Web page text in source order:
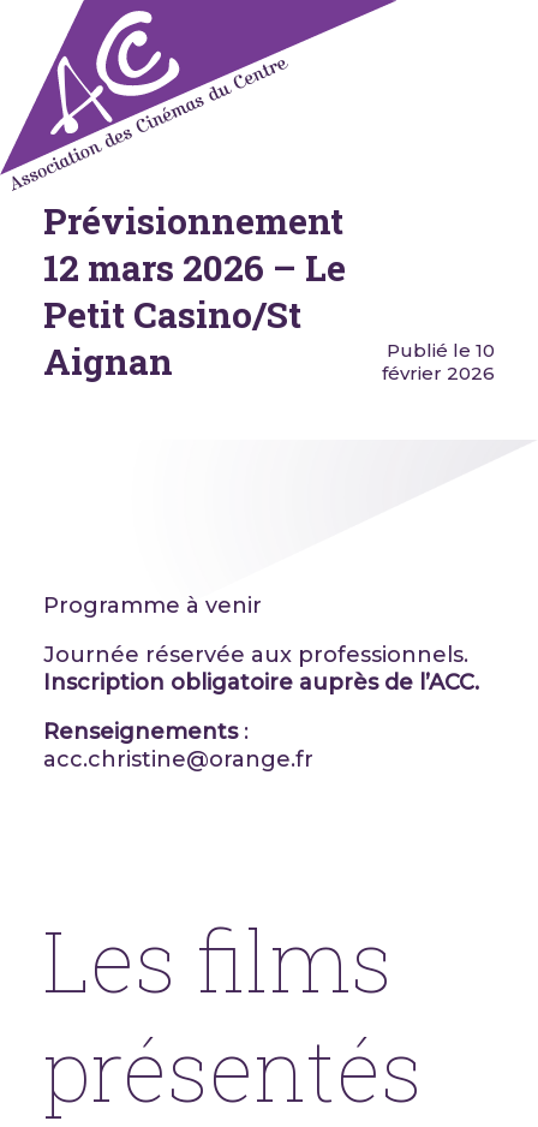
content
Association des Cinémas du
Centre
Prévisionnement
12 mars 2026 – Le
Petit Casino/St
Aignan
Publié le 10
février 2026
Programme à venir
Journée réservée aux professionnels.
Inscription obligatoire auprès de l’ACC.
Renseignements:
acc.christine@orange.fr
Les films
présentés